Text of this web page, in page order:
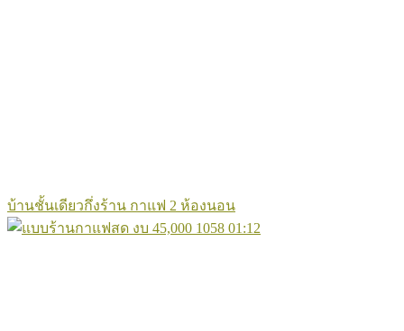
บ้านชั้นเดียวกึ่งร้าน กาแฟ 2 ห้องนอน
1058 01:12